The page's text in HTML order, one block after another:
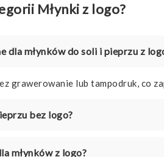
Młynki z logo?
dla młynków do soli i pieprzu z
grawerowanie lub tampodruk, co
bez logo?
młynków z logo?